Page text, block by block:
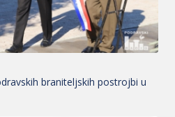
braniteljskih postrojbi u